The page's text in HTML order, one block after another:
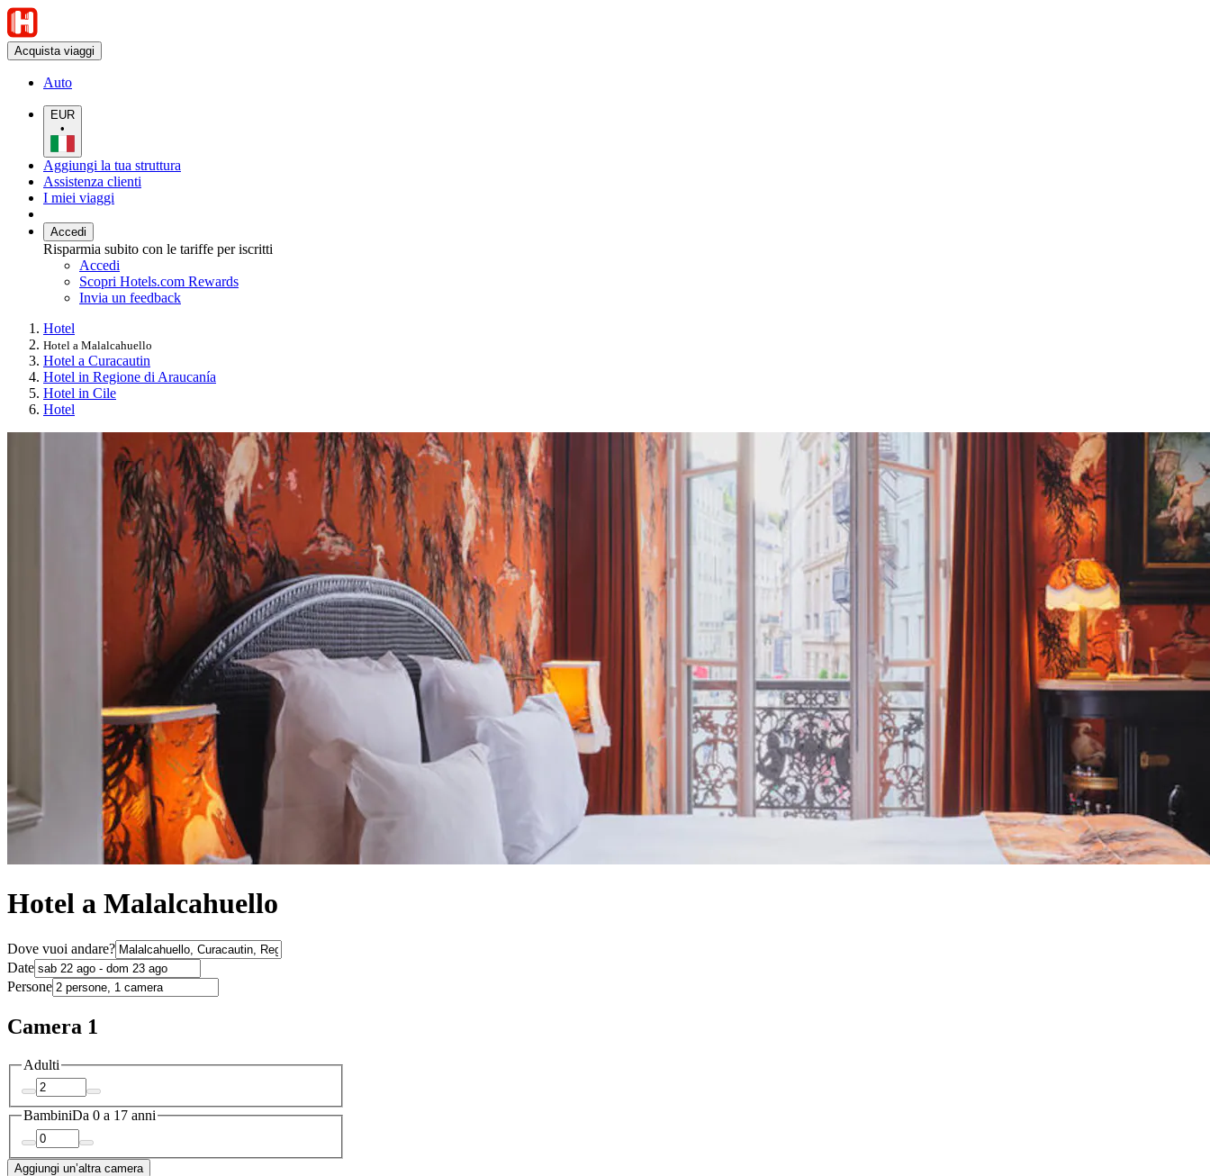
Acquista viaggi
Auto
EUR
•
Aggiungi la tua struttura
Assistenza clienti
I miei viaggi
Accedi
Risparmia subito con le tariffe per iscritti
Accedi
Scopri Hotels.com Rewards
Invia un feedback
Hotel
Hotel a Malalcahuello
Hotel a Curacautin
Hotel in Regione di Araucanía
Hotel in Cile
Hotel
Hotel a Malalcahuello
Dove vuoi andare?
Date
Persone
Camera 1
Adulti
BambiniDa 0 a 17 anni
Aggiungi un’altra camera